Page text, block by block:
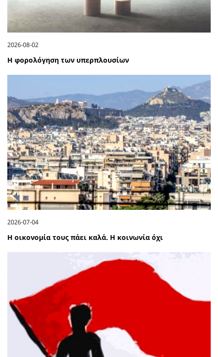
2026-08-02
Η φορολόγηση των υπερπλουσίων
2026-07-04
Η οικονομία τους πάει καλά. Η κοινωνία όχι